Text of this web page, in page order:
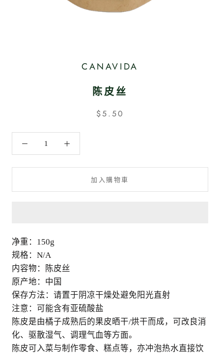
CANAVIDA
陈皮丝
$5.50
加入購物車
净重：150g
规格：N/A
内容物：陈皮丝
原产地：中国
保存方法：请置于阴凉干燥处避免阳光直射
注意：可能含有亚硫酸盐
陈皮是由橘子成熟后的果皮晒干/烘干而成，可改良消
化、驱散湿气、调理气血等方面。
陈皮可入菜与制作零食、糕点等，亦冲泡热水直接饮